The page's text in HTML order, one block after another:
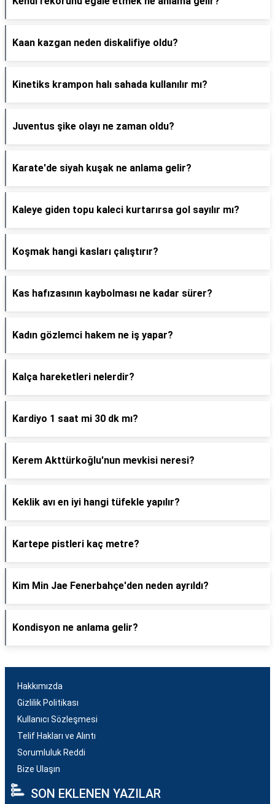
Kaan kazgan neden diskalifiye oldu?
Kinetiks krampon halı sahada kullanılır mı?
Juventus şike olayı ne zaman oldu?
Karate'de siyah kuşak ne anlama gelir?
Kaleye giden topu kaleci kurtarırsa gol sayılır mı?
Koşmak hangi kasları çalıştırır?
Kas hafızasının kaybolması ne kadar sürer?
Kadın gözlemci hakem ne iş yapar?
Kalça hareketleri nelerdir?
Kardiyo 1 saat mi 30 dk mı?
Kerem Akttürkoğlu'nun mevkisi neresi?
Keklik avı en iyi hangi tüfekle yapılır?
Kartepe pistleri kaç metre?
Kim Min Jae Fenerbahçe'den neden ayrıldı?
Kondisyon ne anlama gelir?
Hakkımızda
Gizlilik Politikası
Kullanıcı Sözleşmesi
Telif Hakları ve Alıntı
Sorumluluk Reddi
Bize Ulaşın
SON EKLENEN YAZILAR